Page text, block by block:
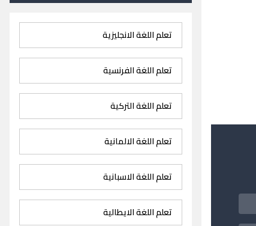
تعلم اللغة الانجليزية
تعلم اللغة الفرنسية
تعلم اللغة التركية
تعلم اللغة الالمانية
تعلم اللغة الاسبانية
تعلم اللغة الايطالية